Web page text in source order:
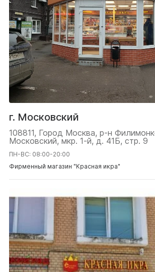
г. Московский
108811, Город Москва, р-н
Московский, мкр. 1-й, д. 41Б, стр. 9
ПН-ВС: 08:00-20:00
Фирменный магазин "Красная икра"